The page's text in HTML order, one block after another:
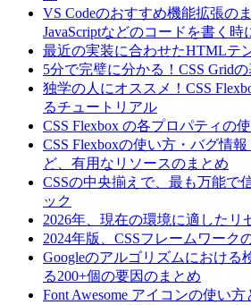
VS Codeのおすすめ機能拡張の
JavaScriptなどのコードを書く時
最近の実装に合わせたHTMLテ
5分で完璧に分かる！CSS Grid
独学の人にオススメ！CSS
るチュートリアル
CSS Flexbox の各プロパティの
CSS Flexboxの使い方・バグ情
ど、有用なリソースのまとめ
CSSの中央揃えで、最も万能で
ック
2026年、現在の環境に適したリ
2024年版、CSSフレームワーク
Googleのアルゴリズムにおける
る200+個の要因のまとめ
Font Awesome アイコンの使い